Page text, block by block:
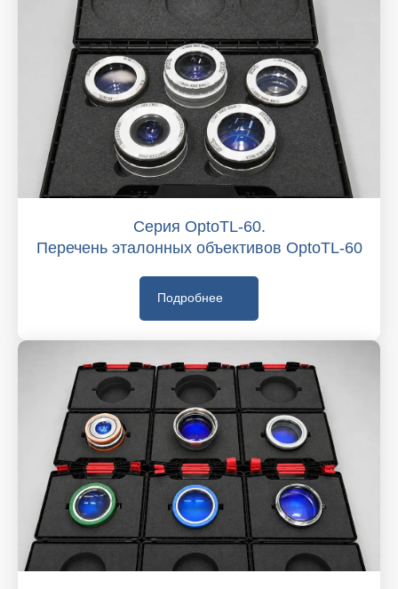
Серия OptoTL-60.
Перечень эталонных объективов OptoTL-60
Подробнее